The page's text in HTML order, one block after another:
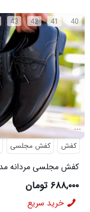
40
41
42
43
...
کفش کفش مجلسی
کد 6328
۶۸۸,۰۰۰ تومان
خرید سریع